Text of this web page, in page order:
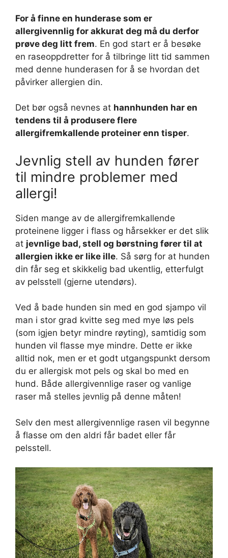
For å finne en hunderase som er
allergivennlig for akkurat deg må du derfor
prøve deg litt frem. En god start er å besøke
en raseoppdretter for å tilbringe litt tid sammen
med denne hunderasen for å se hvordan det
påvirker allergien din.
Det bør også nevnes at hannhunden har en
tendens til å produsere flere
allergifremkallende proteiner enn tisper.
Jevnlig stell av hunden fører
til mindre problemer med
allergi!
Siden mange av de allergifremkallende
proteinene ligger i flass og hårsekker er det slik
at jevnlige bad, stell og børstning fører til at
allergien ikke er like ille. Så sørg for at hunden
din får seg et skikkelig bad ukentlig, etterfulgt
av pelsstell (gjerne utendørs).
Ved å bade hunden sin med en god sjampo vil
man i stor grad kvitte seg med mye løs pels
(som igjen betyr mindre røyting), samtidig som
hunden vil flasse mye mindre. Dette er ikke
alltid nok, men er et godt utgangspunkt dersom
du er allergisk mot pels og skal bo med en
hund. Både allergivennlige raser og vanlige
raser må stelles jevnlig på denne måten!
Selv den mest allergivennlige rasen vil begynne
å flasse om den aldri får badet eller får
pelsstell.